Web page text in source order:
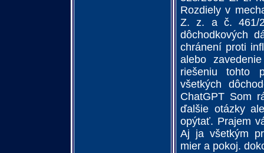
Rozdiely v
Z. z. a č. 461/
dôchodkových
chránení proti
alebo
riešeniu tohto
všetkých
ChatGPT Som
ďalšie otázky
opýtať. Prajem
Aj ja všetkým
mier a pokoj.